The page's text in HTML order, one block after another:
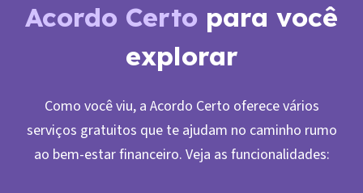
Acordo Certo para você
explorar
Como você viu, a Acordo Certo oferece vários
serviços gratuitos que te ajudam no caminho rumo
ao bem-estar financeiro. Veja as funcionalidades: